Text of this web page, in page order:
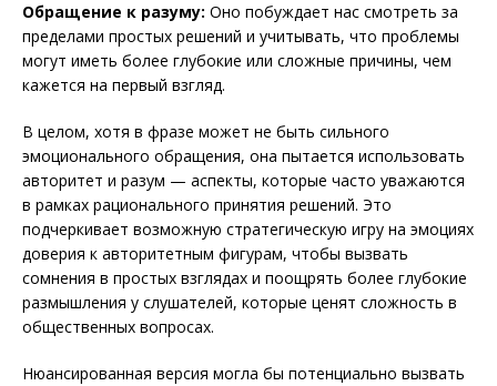
Обращение к разуму: Оно побуждает нас смотреть за
пределами простых решений и учитывать, что проблемы
могут иметь более глубокие или сложные причины, чем
кажется на первый взгляд.
В целом, хотя в фразе может не быть сильного
эмоционального обращения, она пытается использовать
авторитет и разум — аспекты, которые часто уважаются
в рамках рационального принятия решений. Это
подчеркивает возможную стратегическую игру на эмоциях
доверия к авторитетным фигурам, чтобы вызвать
сомнения в простых взглядах и поощрять более глубокие
размышления у слушателей, которые ценят сложность в
общественных вопросах.
Нюансированная версия могла бы потенциально вызвать